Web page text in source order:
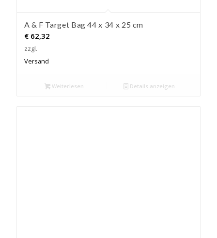
A & F Target Bag 44 x 34 x 25 cm
€62,32
zzgl.
Versand
Weiterlesen Details anzeigen